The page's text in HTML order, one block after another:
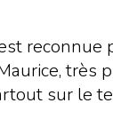
sur le